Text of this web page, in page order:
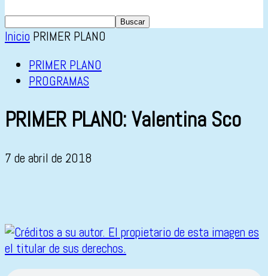
Inicio PRIMER PLANO
PRIMER PLANO
PROGRAMAS
PRIMER PLANO: Valentina Sco
7 de abril de 2018